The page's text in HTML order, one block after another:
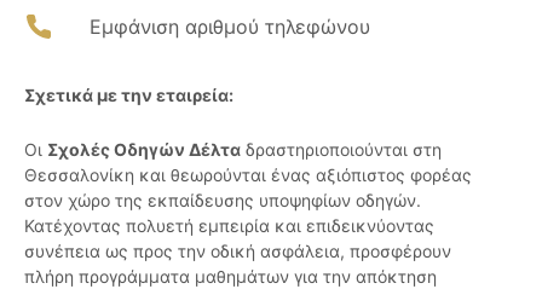
Εμφάνιση αριθμού τηλεφώνου
Σχετικά με την εταιρεία:
Οι Σχολές Οδηγών Δέλτα δραστηριοποιούνται στη
Θεσσαλονίκη και θεωρούνται ένας αξιόπιστος φορέας
στον χώρο της εκπαίδευσης υποψηφίων οδηγών.
Κατέχοντας πολυετή εμπειρία και επιδεικνύοντας
συνέπεια ως προς την οδική ασφάλεια, προσφέρουν
πλήρη προγράμματα μαθημάτων για την απόκτηση